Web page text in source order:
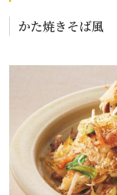
かた焼きそば風